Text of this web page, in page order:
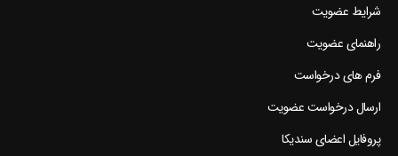
شرایط عضویت
راهنمای عضویت
فرم های درخواست
ارسال درخواست عضویت
پروفایل اعضای سندیکا